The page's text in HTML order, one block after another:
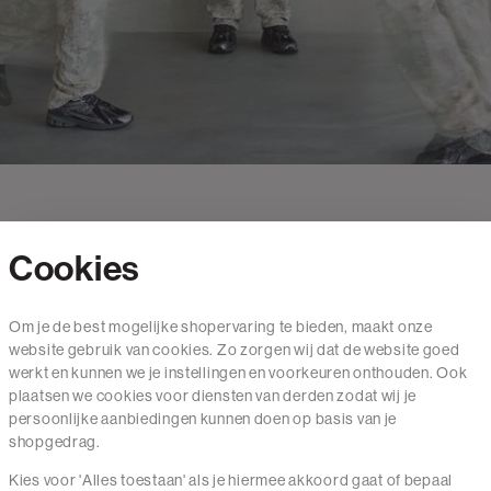
Mail ons
020 - 3412 650
Van maandag t/m vrijdag van 8.30 uur tot 18.00 uur.
Cookies
Om je de best mogelijke shopervaring te bieden, maakt onze
website gebruik van cookies. Zo zorgen wij dat de website goed
werkt en kunnen we je instellingen en voorkeuren onthouden. Ook
plaatsen we cookies voor diensten van derden zodat wij je
persoonlijke aanbiedingen kunnen doen op basis van je
shopgedrag.
Kies voor 'Alles toestaan' als je hiermee akkoord gaat of bepaal